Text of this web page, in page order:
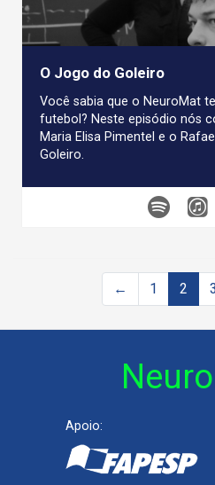
O Jogo do Goleiro
Você sabia que o NeuroMat
futebol? Neste episódio nós
Maria Elisa Pimentel e o
Goleiro.
← 1 2 3
Neuro
Apoio: